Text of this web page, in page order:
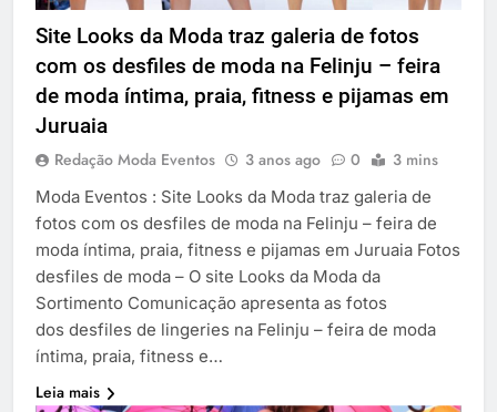
Site Looks da Moda traz galeria de fotos
com os desfiles de moda na Felinju – feira
de moda íntima, praia, fitness e pijamas em
Juruaia
Redação Moda Eventos 3 anos ago 0 3 mins
Moda Eventos : Site Looks da Moda traz galeria de
fotos com os desfiles de moda na Felinju – feira de
moda íntima, praia, fitness e pijamas em Juruaia Fotos
desfiles de moda – O site Looks da Moda da
Sortimento Comunicação apresenta as fotos
dos desfiles de lingeries na Felinju – feira de moda
íntima, praia, fitness e…
Leia mais